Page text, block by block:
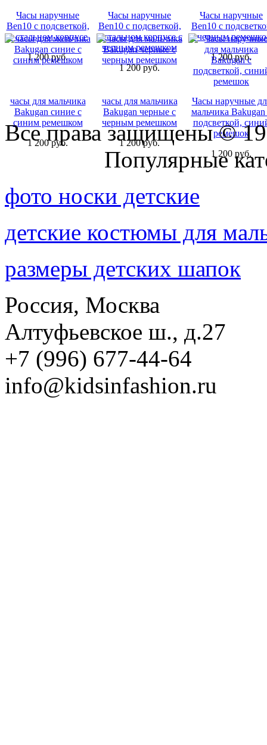
Часы наручные
Ben10 с подсветкой,
в стальном корпусе
1 200 руб.
Часы наручные
Ben10 с подсветкой,
в стальном корпусе с
черным ремешком
1 200 руб.
Часы наручные
Ben10 с
с черным
1 200 руб.
часы для мальчика
Bakugan синие с
синим ремешком
1 200 руб.
часы для мальчика
Bakugan черные с
черным ремешком
1 200 руб.
Часы наручные
мальчика Bakugan
подсветкой,
ремешок
1 200 руб.
Все права защищены ©
Присоединяйтесь к нам: Популярные
фото носки детские
детские костюмы для
размеры детских шапок
Россия, Москва
Алтуфьевское ш., д.27
+7 (996) 677-44-64
info@kidsinfashion.ru